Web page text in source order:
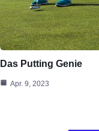
Das Putting Genie
Apr. 9, 2023